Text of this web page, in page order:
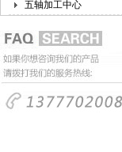
五轴加工中心